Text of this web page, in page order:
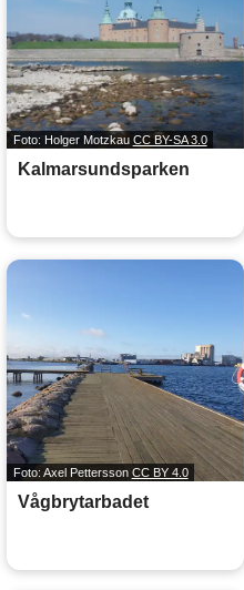
Foto: Holger Motzkau CC BY-SA 3.0
Kalmarsundsparken
Foto: Axel Pettersson CC BY 4.0
Vågbrytarbadet